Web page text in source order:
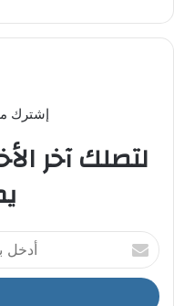
إشترك
لتصلك آخر
أ
د
خ
ل